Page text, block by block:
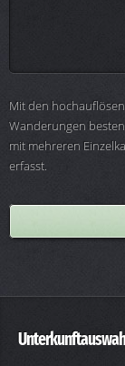
Mit den
Wanderungen
mit mehreren
erfasst.